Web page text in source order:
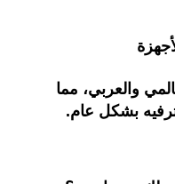
والعربي، مما
بشكل عام.